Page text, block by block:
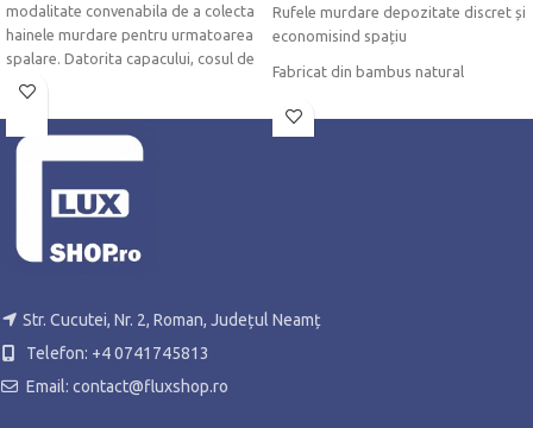
modalitate convenabila de a colecta
hainele murdare pentru urmatoarea
spalare. Datorita capacului, cosul de
rufe ramane inchis si astfel asigura
Rufele murdare depozitate discret și
economisind spațiu
Fabricat din bambus natural
- Ideal pentru camere umede
Combinație inteligentă de raft în
Str. Cucutei, Nr. 2, Roman, Județul Neamț
Telefon: +4 0741745813
Email: contact@fluxshop.ro